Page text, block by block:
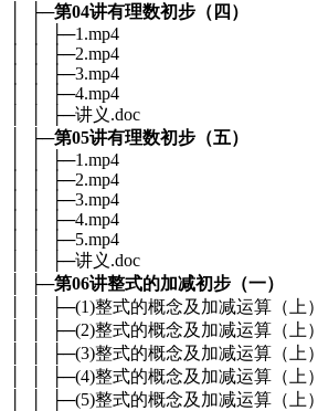
│ ├─第04讲有理数初步（四）
│ │ ├─1.mp4
│ │ ├─2.mp4
│ │ ├─3.mp4
│ │ ├─4.mp4
│ │ ├─讲义.doc
│ ├─第05讲有理数初步（五）
│ │ ├─1.mp4
│ │ ├─2.mp4
│ │ ├─3.mp4
│ │ ├─4.mp4
│ │ ├─5.mp4
│ │ ├─讲义.doc
│ ├─第06讲整式的加减初步（一）
│ │ ├─(1)整式的概念及加减运算（上
│ │ ├─(2)整式的概念及加减运算（上
│ │ ├─(3)整式的概念及加减运算（上
│ │ ├─(4)整式的概念及加减运算（上
│ │ ├─(5)整式的概念及加减运算（上